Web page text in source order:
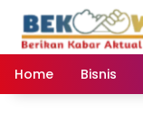
konten
Home
Bisnis